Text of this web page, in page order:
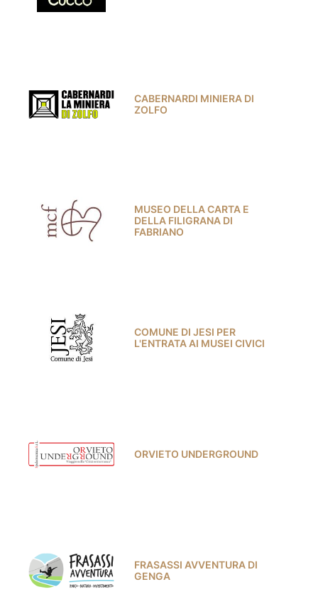
CABERNARDI MINIERA DI
ZOLFO
MUSEO DELLA CARTA E
DELLA FILIGRANA DI
FABRIANO
COMUNE DI JESI PER
L'ENTRATA AI MUSEI CIVICI
ORVIETO UNDERGROUND
FRASASSI AVVENTURA DI
GENGA